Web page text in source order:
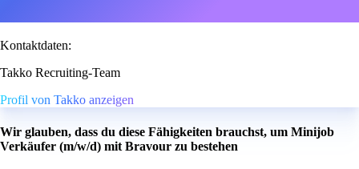
Kontaktdaten:
Takko Recruiting-Team
Profil von Takko anzeigen
Wir glauben, dass du diese Fähigkeiten brauchst, um Minijob
Verkäufer (m/w/d) mit Bravour zu bestehen